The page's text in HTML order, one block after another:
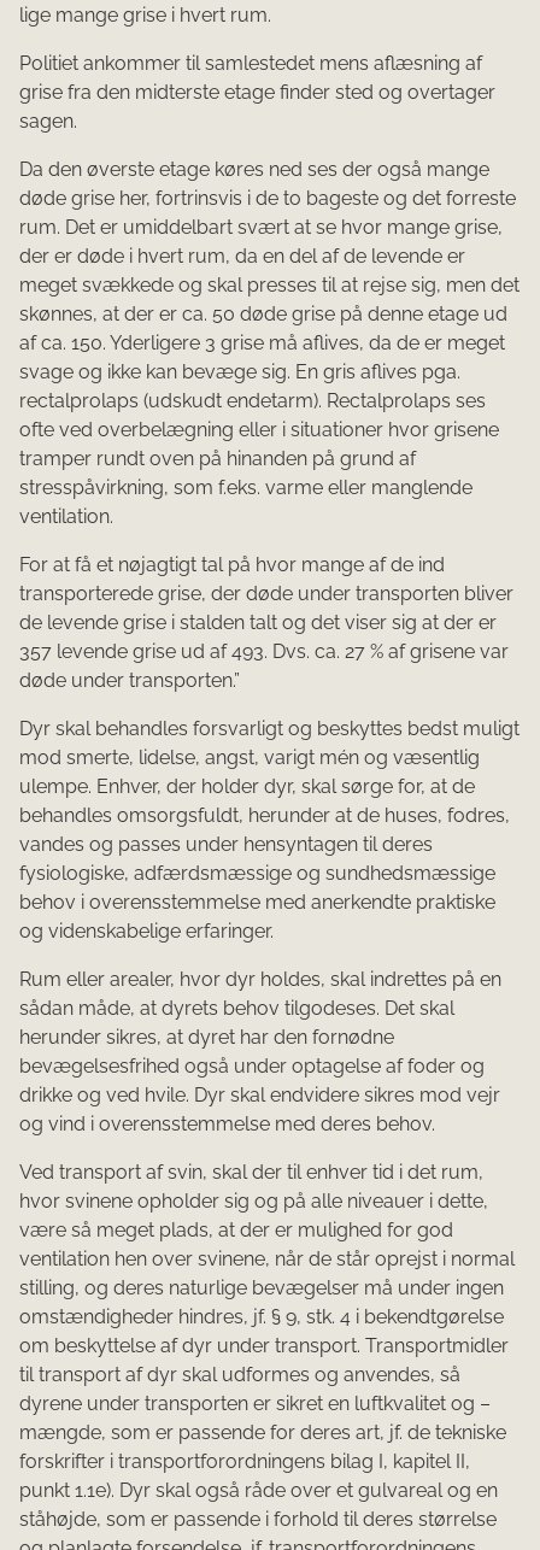
lige mange grise i hvert rum.
Politiet ankommer til samlestedet mens aflæsning af
grise fra den midterste etage finder sted og overtager
sagen.
Da den øverste etage køres ned ses der også mange
døde grise her, fortrinsvis i de to bageste og det forreste
rum. Det er umiddelbart svært at se hvor mange grise,
der er døde i hvert rum, da en del af de levende er
meget svækkede og skal presses til at rejse sig, men det
skønnes, at der er ca. 50 døde grise på denne etage ud
af ca. 150. Yderligere 3 grise må aflives, da de er meget
svage og ikke kan bevæge sig. En gris aflives pga.
rectalprolaps (udskudt endetarm). Rectalprolaps ses
ofte ved overbelægning eller i situationer hvor grisene
tramper rundt oven på hinanden på grund af
stresspåvirkning, som f.eks. varme eller manglende
ventilation.
For at få et nøjagtigt tal på hvor mange af de ind
transporterede grise, der døde under transporten bliver
de levende grise i stalden talt og det viser sig at der er
357 levende grise ud af 493. Dvs. ca. 27 % af grisene var
døde under transporten.”
Dyr skal behandles forsvarligt og beskyttes bedst muligt
mod smerte, lidelse, angst, varigt mén og væsentlig
ulempe. Enhver, der holder dyr, skal sørge for, at de
behandles omsorgsfuldt, herunder at de huses, fodres,
vandes og passes under hensyntagen til deres
fysiologiske, adfærdsmæssige og sundhedsmæssige
behov i overensstemmelse med anerkendte praktiske
og videnskabelige erfaringer.
Rum eller arealer, hvor dyr holdes, skal indrettes på en
sådan måde, at dyrets behov tilgodeses. Det skal
herunder sikres, at dyret har den fornødne
bevægelsesfrihed også under optagelse af foder og
drikke og ved hvile. Dyr skal endvidere sikres mod vejr
og vind i overensstemmelse med deres be­hov.
Ved transport af svin, skal der til enhver tid i det rum,
hvor svinene opholder sig og på alle niveauer i dette,
være så meget plads, at der er mulighed for god
ventilation hen over svinene, når de står oprejst i normal
stilling, og deres naturlige bevægelser må under ingen
omstændigheder hindres, jf. § 9, stk. 4 i bekendtgørelse
om beskyttelse af dyr under transport. Transportmidler
til transport af dyr skal udformes og anvendes, så
dyrene under transporten er sikret en luftkvalitet og –
mængde, som er passende for deres art, jf. de tekniske
forskrifter i transportforordningens bilag I, kapitel II,
punkt 1.1e). Dyr skal også råde over et gulvareal og en
ståhøjde, som er passende i forhold til deres størrelse